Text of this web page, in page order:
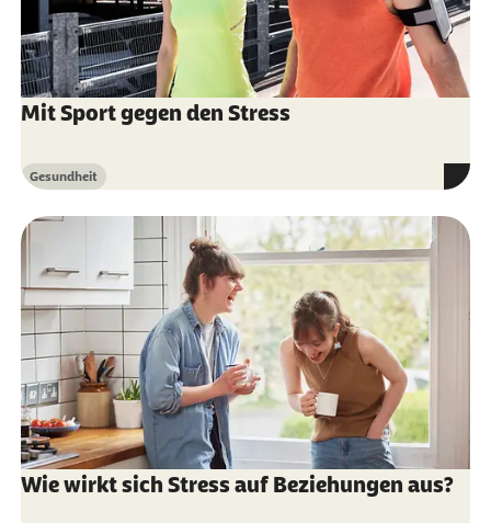
Mit Sport gegen den Stress
Kategorie
Gesundheit
Wie wirkt sich Stress auf Beziehungen aus?